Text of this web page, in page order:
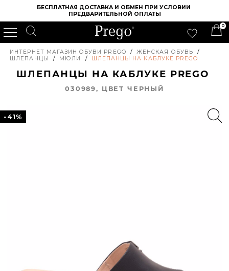
БЕСПЛАТНАЯ ДОСТАВКА И ОБМЕН ПРИ УСЛОВИИ
ПРЕДВАРИТЕЛЬНОЙ ОПЛАТЫ
0
ИНТЕРНЕТ МАГАЗИН ОБУВИ PREGO / ЖЕНСКАЯ ОБУВЬ
/
ШЛЕПАНЦЫ
/ МЮЛИ / ШЛЕПАНЦЫ НА КАБЛУКЕ PREGO
ШЛЕПАНЦЫ НА КАБЛУКЕ PREGO
030989, ЦВЕТ ЧЕРНЫЙ
-41%